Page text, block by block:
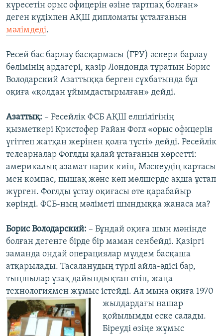
күресетін орыс офицерін өзіне тартпақ болған»
деген күдікпен АҚШ дипломаты ұсталғанын
мәлімдеді.
Ресей бас барлау басқармасы (ГРУ) әскери барлау
бөлімінің ардагері, қазір Лондонда тұратын Борис
Володарский Азаттыққа берген сұхбатында бұл
оқиға «қолдан ұйымдастырылған» дейді.
Азаттық: – Ресейлік ФСБ АҚШ елшілігінің
қызметкері Кристофер Райан Фогл «орыс офицерін
үгіттеп жатқан жерінен қолға түсті» дейді. Ресейлік
телеарналар Фоглды қалай ұстағанын көрсетті:
америкалық азамат парик киіп, Мәскеудің картасы
мен компас, пышақ және көп мөлшерде ақша ұстап
жүрген. Фоглды ұстау оқиғасы өте қарабайыр
көрінді. ФСБ-ның мәліметі шындыққа жанаса ма?
Борис Володарский: – Бұндай оқиға шын мәнінде
болған дегенге бірде бір маман сенбейді. Қазіргі
заманда ондай операциялар мүлдем басқаша
атқарылады. Тасаланудың түрлі айла-әдісі бар,
тыңшылар ұзақ дайындықтан өтіп, жаңа
технологиямен жұмыс істейді. Ал мына оқиға 1970
жылдардағы нашар
қойылымды еске салады.
Біреуді өзіңе жұмыс